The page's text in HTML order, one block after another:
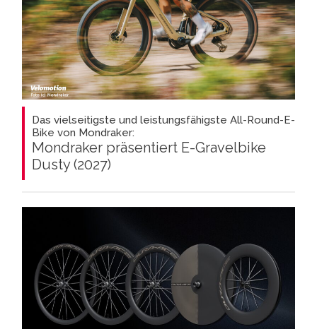
Das vielseitigste und leistungsfähigste All-Round-E-
Bike von Mondraker:
Mondraker präsentiert E-Gravelbike
Dusty (2027)